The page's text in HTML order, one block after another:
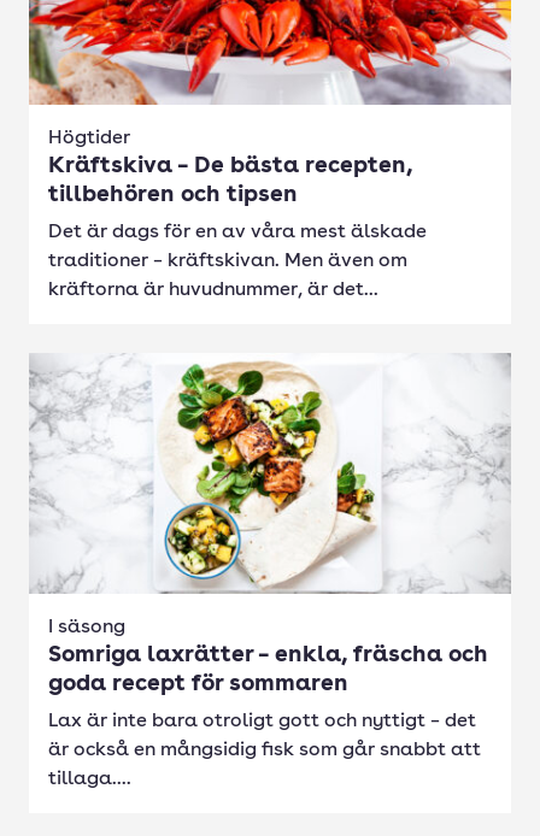
Högtider
Kräftskiva – De bästa recepten,
tillbehören och tipsen
Det är dags för en av våra mest älskade
traditioner – kräftskivan. Men även om
kräftorna är huvudnummer, är det...
I säsong
Somriga laxrätter – enkla, fräscha och
goda recept för sommaren
Lax är inte bara otroligt gott och nyttigt – det
är också en mångsidig fisk som går snabbt att
tillaga....